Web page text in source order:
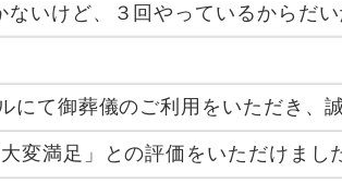
いけど、３回やっているからだ
にて御葬儀のご利用をいただき、
変満足」との評価をいただけまし